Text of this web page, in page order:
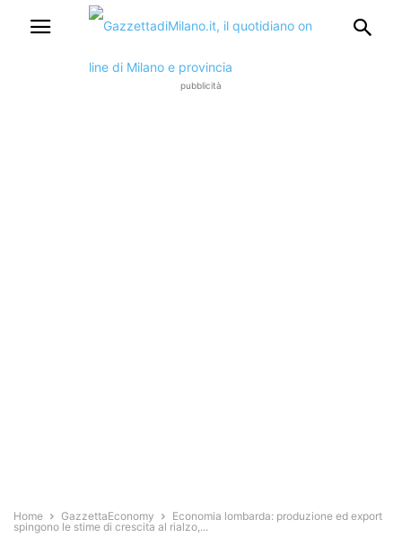
pubblicità
Home GazzettaEconomy
Economia lombarda: produzione ed export
spingono le stime di crescita al rialzo,...